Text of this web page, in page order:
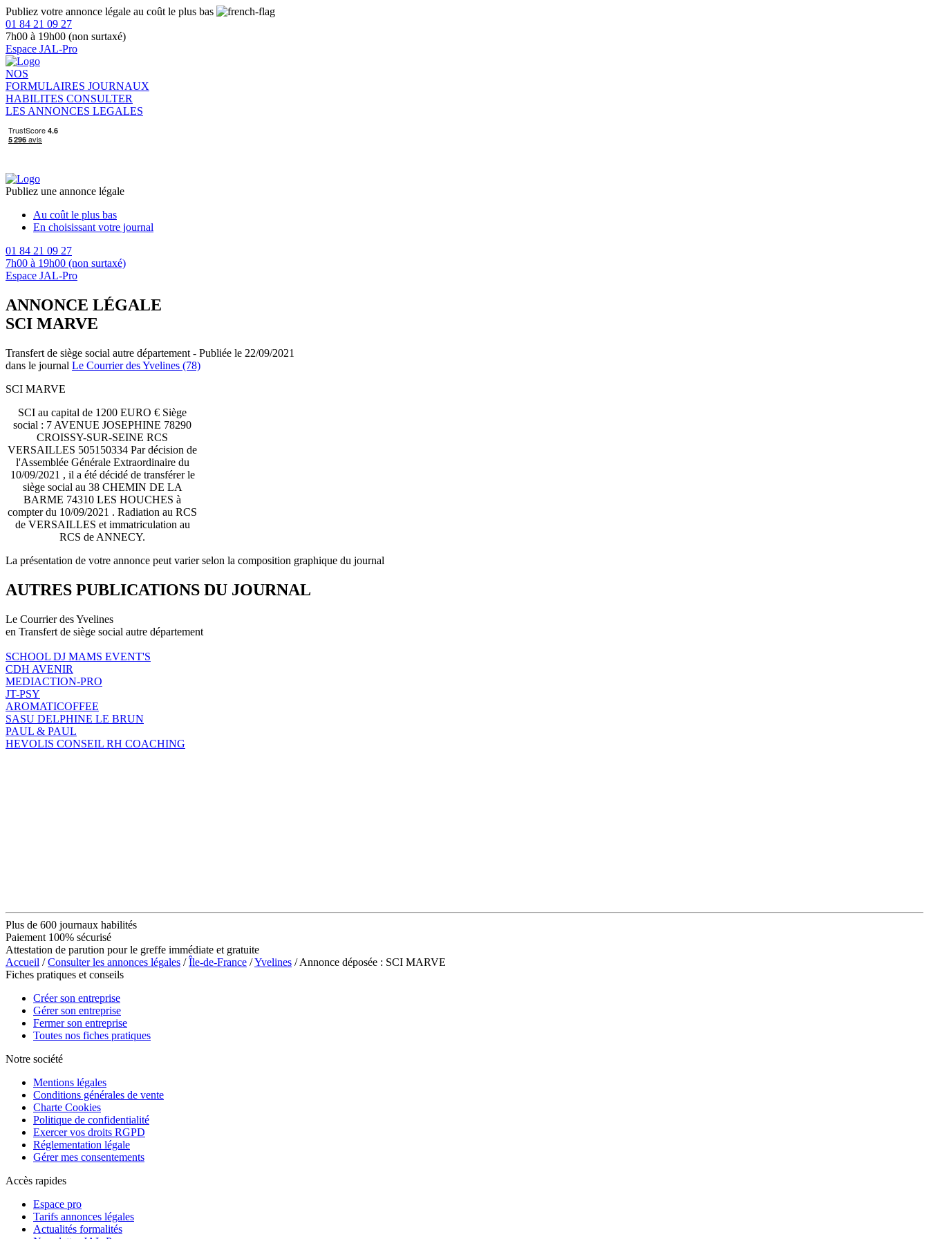
Publiez votre annonce légale au coût le plus bas
01 84 21 09 27
7h00 à 19h00 (non surtaxé)
Espace JAL-Pro
NOS
FORMULAIRES JOURNAUX
HABILITES CONSULTER
LES ANNONCES LEGALES
Publiez une annonce légale
Au coût le plus bas
En choisissant votre journal
01 84 21 09 27
7h00 à 19h00 (non surtaxé)
Espace JAL-Pro
ANNONCE LÉGALE
SCI MARVE
Transfert de siège social autre département - Publiée le 22/09/2021
dans le journal Le Courrier des Yvelines (78)
SCI MARVE
SCI au capital de 1200 EURO € Siège
social : 7 AVENUE JOSEPHINE 78290
CROISSY-SUR-SEINE RCS
VERSAILLES 505150334 Par décision de
l'Assemblée Générale Extraordinaire du
10/09/2021 , il a été décidé de transférer le
siège social au 38 CHEMIN DE LA
BARME 74310 LES HOUCHES à
compter du 10/09/2021 . Radiation au RCS
de VERSAILLES et immatriculation au
RCS de ANNECY.
La présentation de votre annonce peut varier selon la composition graphique du journal
AUTRES PUBLICATIONS DU JOURNAL
Le Courrier des Yvelines
en Transfert de siège social autre département
SCHOOL DJ MAMS EVENT'S
CDH AVENIR
MEDIACTION-PRO
JT-PSY
AROMATICOFFEE
SASU DELPHINE LE BRUN
PAUL & PAUL
HEVOLIS CONSEIL RH COACHING
Plus de 600 journaux habilités
Paiement 100% sécurisé
Attestation de parution pour le greffe immédiate et gratuite
Accueil /Consulter les annonces légales /Île-de-France /Yvelines / Annonce déposée : SCI MARVE
Fiches pratiques et conseils
Créer son entreprise
Gérer son entreprise
Fermer son entreprise
Toutes nos fiches pratiques
Notre société
Mentions légales
Conditions générales de vente
Charte Cookies
Politique de confidentialité
Exercer vos droits RGPD
Réglementation légale
Gérer mes consentements
Accès rapides
Espace pro
Tarifs annonces légales
Actualités formalités